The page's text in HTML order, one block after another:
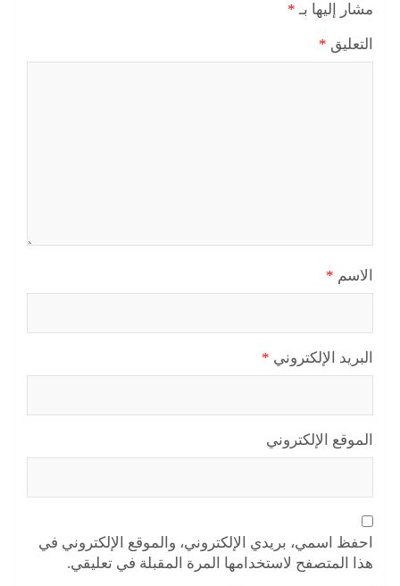
مشار إليها بـ *
التعليق *
الاسم *
البريد الإلكتروني *
الموقع الإلكتروني
احفظ اسمي، بريدي الإلكتروني، والموقع الإلكتروني في
هذا المتصفح لاستخدامها المرة المقبلة في تعليقي.